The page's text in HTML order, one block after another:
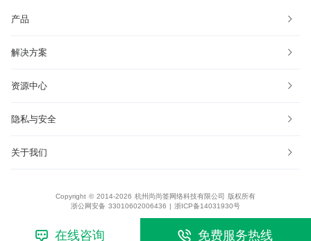
产品
解决方案
资源中心
隐私与安全
关于我们
Copyright © 2014-2026 杭州尚尚签网络科技有限公司 版权所有
浙公网安备 33010602006436 | 浙ICP备14031930号
在线咨询 免费服务热线